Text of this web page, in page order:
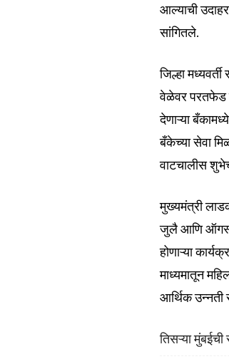
आल्याची
सांगितले.
जिल्हा
वेळेवर परतफेड
देणाऱ्या
बँकेच्या सेवा
वाटचालीस
मुख्यमंत्री
जुलै आणि ऑगस्ट
होणाऱ्या
माध्यमातून
आर्थिक
तिसऱ्या मुंबईची